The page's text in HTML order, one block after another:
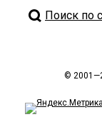
Поиск по
©